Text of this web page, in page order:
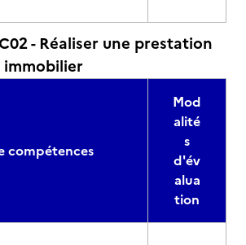
- Réaliser une prestation
compétences
Mod
alité
s
d'év
alua
tion